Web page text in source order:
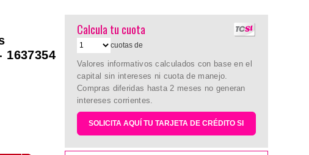
1637354
Calcula tu cuota
cuotas de
Valores informativos calculados con base en el
capital sin intereses ni cuota de manejo.
Compras diferidas hasta 2 meses no generan
intereses corrientes.
SOLICITA AQUÍ TU TARJETA DE CRÉDITO SI